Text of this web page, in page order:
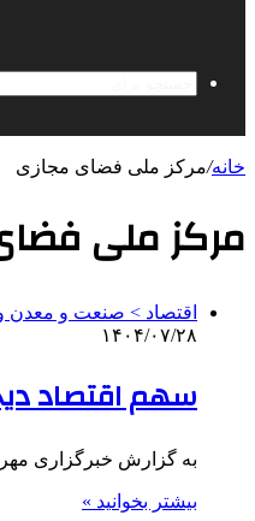
خانه/مرکز ملی فضای مجازی
مرکز ملی
اقتصاد > صنعت و معدن
۱۴۰۴/۰۷/۲۸
سهم اقتصاد دیجیتال
به گزارش خبرگزاری
بیشتر بخوانید »